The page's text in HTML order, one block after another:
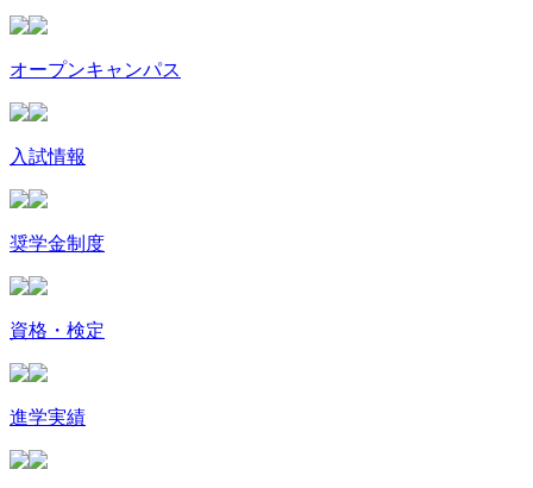
オープンキャンパス
入試情報
奨学金制度
資格・検定
進学実績